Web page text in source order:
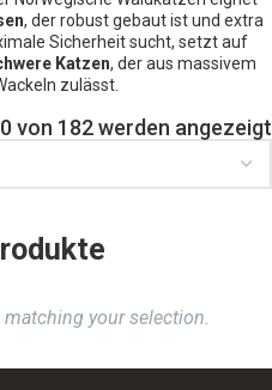
, der robust gebaut ist und extra
Sicherheit sucht, setzt auf
Katzen, der aus massivem
zulässt.
von 182 werden angezeigt
your selection.